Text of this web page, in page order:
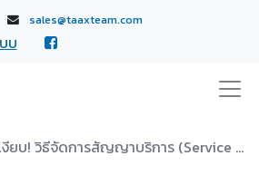
sales@taaxteam.com
บ
จัดการสัญญาบริการ (Service Contract) ให้กลับมาทำกำไร